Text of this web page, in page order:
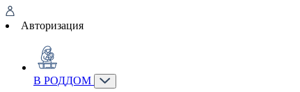
Авторизация
В РОДДОМ